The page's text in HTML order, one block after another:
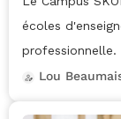
écoles
professionnelle.
Lou